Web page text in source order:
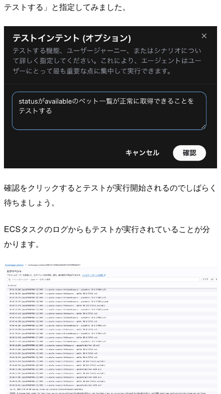
テストする」と指定してみました。
確認をクリックするとテストが実行開始されるのでしばらく
待ちましょう。
ECSタスクのログからもテストが実行されていることが分
かります。